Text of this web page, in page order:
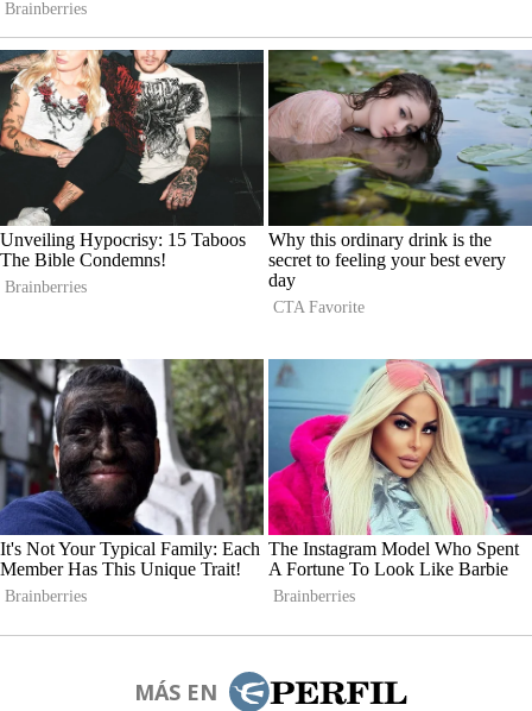
MÁS EN